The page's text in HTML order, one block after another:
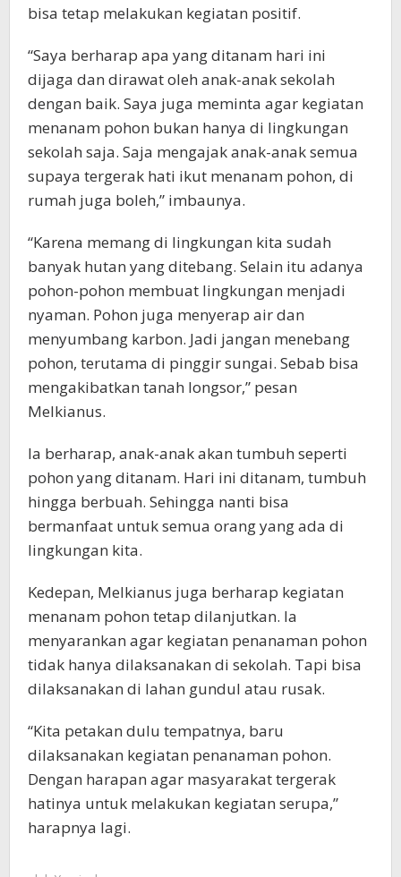
bisa tetap melakukan kegiatan positif.
“Saya berharap apa yang ditanam hari ini
dijaga dan dirawat oleh anak-anak sekolah
dengan baik. Saya juga meminta agar kegiatan
menanam pohon bukan hanya di lingkungan
sekolah saja. Saja mengajak anak-anak semua
supaya tergerak hati ikut menanam pohon, di
rumah juga boleh,” imbaunya.
“Karena memang di lingkungan kita sudah
banyak hutan yang ditebang. Selain itu adanya
pohon-pohon membuat lingkungan menjadi
nyaman. Pohon juga menyerap air dan
menyumbang karbon. Jadi jangan menebang
pohon, terutama di pinggir sungai. Sebab bisa
mengakibatkan tanah longsor,” pesan
Melkianus.
Ia berharap, anak-anak akan tumbuh seperti
pohon yang ditanam. Hari ini ditanam, tumbuh
hingga berbuah. Sehingga nanti bisa
bermanfaat untuk semua orang yang ada di
lingkungan kita.
Kedepan, Melkianus juga berharap kegiatan
menanam pohon tetap dilanjutkan. Ia
menyarankan agar kegiatan penanaman pohon
tidak hanya dilaksanakan di sekolah. Tapi bisa
dilaksanakan di lahan gundul atau rusak.
“Kita petakan dulu tempatnya, baru
dilaksanakan kegiatan penanaman pohon.
Dengan harapan agar masyarakat tergerak
hatinya untuk melakukan kegiatan serupa,”
harapnya lagi.